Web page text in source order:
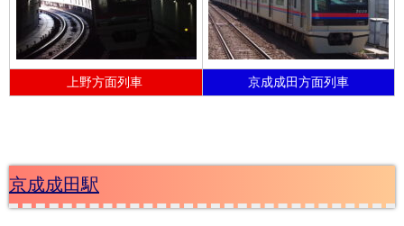
上野方面列車 京成成田方面列車
京成成田駅